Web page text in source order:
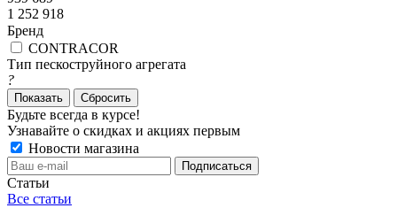
1 252 918
Бренд
CONTRACOR
Тип пескоструйного агрегата
?
Сбросить
Будьте всегда в курсе!
Узнавайте о скидках и акциях первым
Новости магазина
Статьи
Все статьи